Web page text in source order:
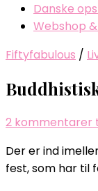
Danske
Webshop
Fiftyfabulous /
2 kommentarer
Der er ind
fest, som har til